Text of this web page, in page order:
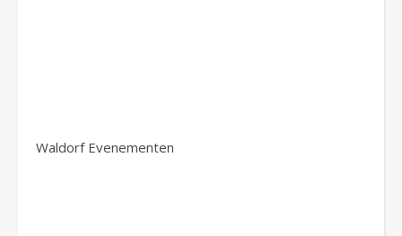
Waldorf Evenementen